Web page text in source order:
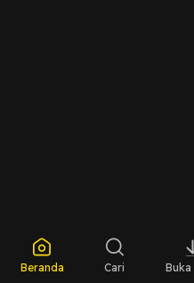
Beranda Cari Buka